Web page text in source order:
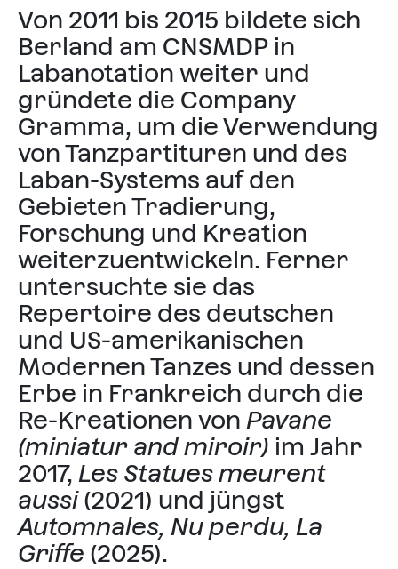
Von 2011 bis 2015 bildete sich
Berland am CNSMDP in
Labanotation weiter und
gründete die Company
Gramma, um die Verwendung
von Tanzpartituren und des
Laban-Systems auf den
Gebieten Tradierung,
Forschung und Kreation
weiterzuentwickeln. Ferner
untersuchte sie das
Repertoire des deutschen
und US-amerikanischen
Modernen Tanzes und dessen
Erbe in Frankreich durch die
Re-Kreationen von Pavane
(miniatur and miroir) im Jahr
2017, Les Statues meurent
aussi(2021) und jüngst
Automnales, Nu perdu, La
Griffe (2025).